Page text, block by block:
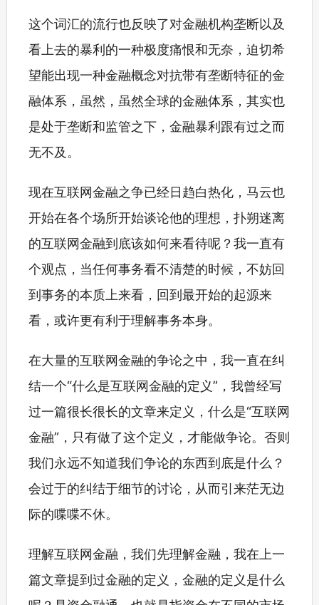
这个词汇的流行也反映了对金融机构垄断以及
看上去的暴利的一种极度痛恨和无奈，迫切希
望能出现一种金融概念对抗带有垄断特征的金
融体系，虽然，虽然全球的金融体系，其实也
是处于垄断和监管之下，金融暴利跟有过之而
无不及。
现在互联网金融之争已经日趋白热化，马云也
开始在各个场所开始谈论他的理想，扑朔迷离
的互联网金融到底该如何来看待呢？我一直有
个观点，当任何事务看不清楚的时候，不妨回
到事务的本质上来看，回到最开始的起源来
看，或许更有利于理解事务本身。
在大量的互联网金融的争论之中，我一直在纠
结一个“什么是互联网金融的定义”，我曾经写
过一篇很长很长的文章来定义，什么是“互联网
金融”，只有做了这个定义，才能做争论。否则
我们永远不知道我们争论的东西到底是什么？
会过于的纠结于细节的讨论，从而引来茫无边
际的喋喋不休。
理解互联网金融，我们先理解金融，我在上一
篇文章提到过金融的定义，金融的定义是什么